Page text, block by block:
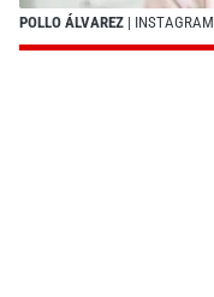
POLLO ÁLVAREZ | INSTAGRAM